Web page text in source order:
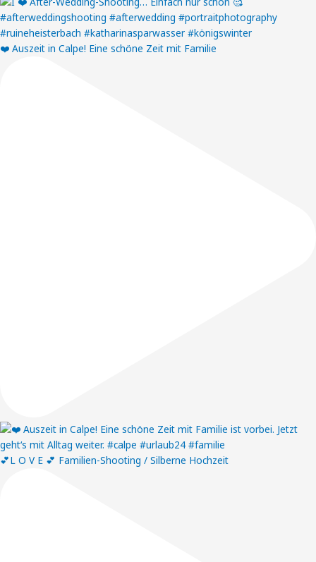
❤️ Auszeit in Calpe! Eine schöne Zeit mit Familie
💕L O V E 💕 Familien-Shooting / Silberne Hochzeit